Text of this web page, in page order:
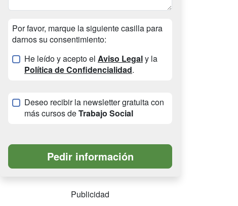
Por favor, marque la siguiente casilla para
darnos su consentimiento:
He leído y acepto el Aviso Legaly la
Política de Confidencialidad.
Deseo recibir la newsletter gratuita con
más cursos deTrabajo Social
Publicidad